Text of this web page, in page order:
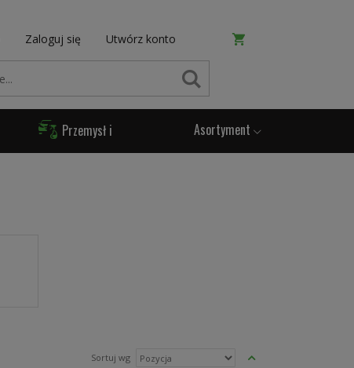
Zaloguj się Utwórz konto
Przemysł i Asortyment
Sortuj wg
Ustaw